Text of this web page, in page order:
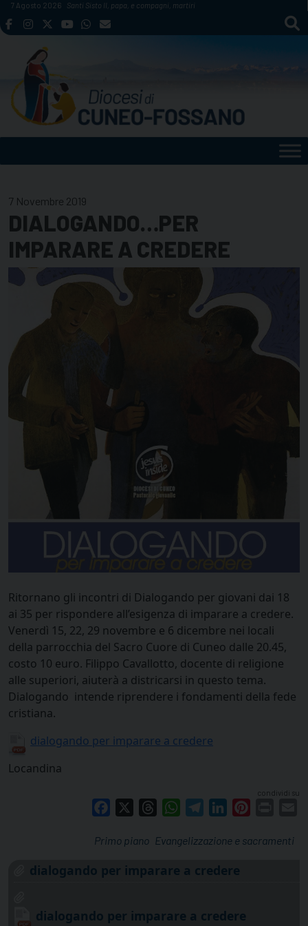
Skip
to
7 Agosto 2026 Santi Sisto II, papa, e compagni, martiri
7 Novembre 2019
DIALOGANDO…PER
IMPARARE A CREDERE
Ritornano gli incontri di Dialogando per giovani dai 18
ai 35 per rispondere all’esigenza di imparare a credere.
Venerdì 15, 22, 29 novembre e 6 dicembre nei locali
della parrocchia del Sacro Cuore di Cuneo dalle 20.45,
costo 10 euro. Filippo Cavallotto, docente di religione
alle superiori, aiuterà a districarsi in questo tema.
Dialogando intende riprendere i fondamenti della fede
cristiana.
dialogando per imparare a credere
Locandina
condividi su
Facebook ThreadsWhatsAppTelegramLinkedIn
Evangelizzazione e sacramenti
Primo piano
dialogando per imparare a credere
dialogando per imparare a credere